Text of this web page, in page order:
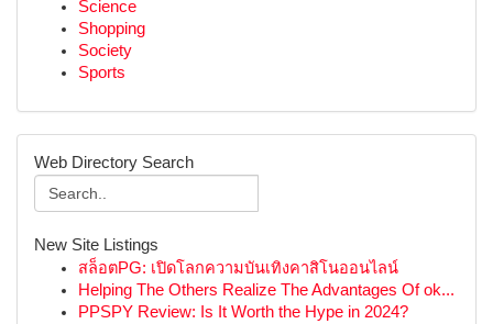
Science
Shopping
Society
Sports
Web Directory Search
New Site Listings
สล็อตPG: เปิดโลกความบันเทิงคาสิโนออนไลน์
Helping The Others Realize The Advantages Of ok...
PPSPY Review: Is It Worth the Hype in 2024?